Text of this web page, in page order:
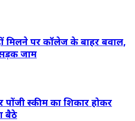
मिलने पर कॉलेज के बाहर बवाल,
जाम
पोंजी स्कीम का शिकार होकर
बैठे